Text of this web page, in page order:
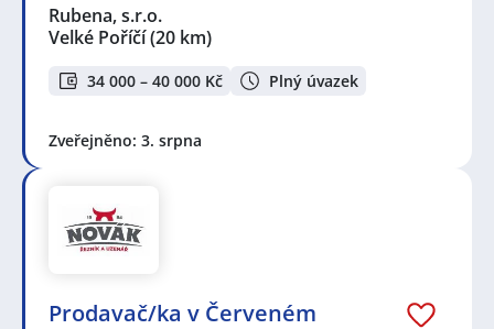
Rubena, s.r.o.
Velké Poříčí(20 km)
34 000 – 40 000 Kč Plný úvazek
Zveřejněno: 3. srpna
Prodavač/ka v Červeném